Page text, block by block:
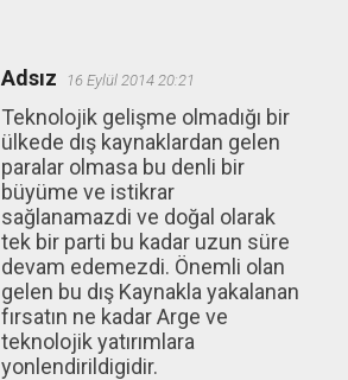
Adsız 16 Eylül 2014 20:21
Teknolojik gelişme olmadığı bir
ülkede dış kaynaklardan gelen
paralar olmasa bu denli bir
büyüme ve istikrar
sağlanamazdi ve doğal olarak
tek bir parti bu kadar uzun süre
devam edemezdi. Önemli olan
gelen bu dış Kaynakla yakalanan
fırsatın ne kadar Arge ve
teknolojik yatırımlara
yonlendirildigidir.